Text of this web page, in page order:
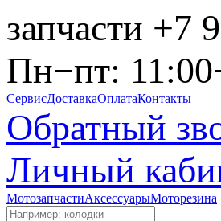
запчасти +7
Пн−пт:
СервисДоставкаОплатаКонтакты
Обратный
Личный
МотозапчастиАксессуарыМоторезина